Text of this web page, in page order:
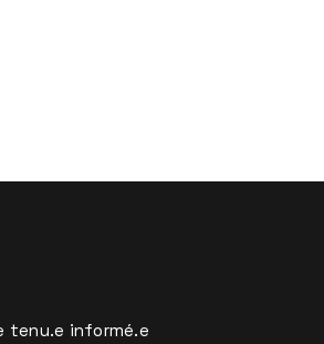
tenu.e informé.e